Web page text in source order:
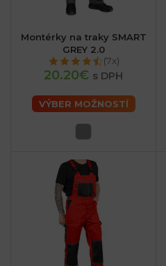
Montérky na traky SMART
GREY 2.0
(7x)
20.20€ s DPH
VÝBER MOŽNOSTÍ